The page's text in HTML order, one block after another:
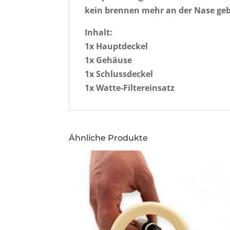
kein brennen mehr an der Nase
Inhalt:
1x Hauptdeckel
1x Gehäuse
1x Schlussdeckel
1x Watte-Filtereinsatz
Ähnliche Produkte